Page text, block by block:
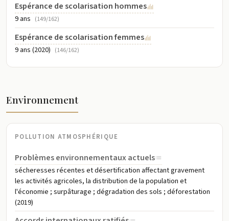
Espérance de scolarisation hommes
9 ans (149/162)
Espérance de scolarisation femmes
9 ans (2020) (146/162)
Environnement
POLLUTION ATMOSPHÉRIQUE
Problèmes environnementaux actuels
sécheresses récentes et désertification affectant gravement
les activités agricoles, la distribution de la population et
l'économie ; surpâturage ; dégradation des sols ; déforestation
(2019)